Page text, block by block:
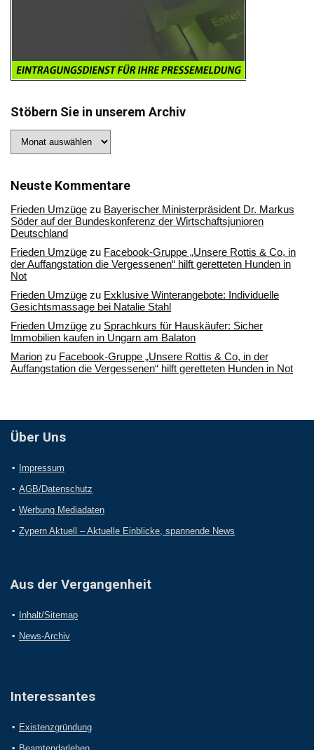
Stöbern Sie in unserem Archiv
Sie
Archiv
Neuste Kommentare
Frieden Umzüge zu Bayerischer Ministerpräsident Dr. Markus
Söder auf der Bundeskonferenz der Wirtschaftsjunioren
Deutschland
Frieden Umzüge zu Facebook-Gruppe „Unsere Rottis & Co, in
der Auffangstation die Vergessenen“ hilft geretteten Hunden in
Not
Frieden Umzüge zu Exklusive Winterangebote: Individuelle
Gesichtsmassage bei Natalie Stahl
Frieden Umzüge zu Sprachkurs für Hauskäufer: Sicher
Immobilien kaufen in Ungarn am Balaton
Marion zu Facebook-Gruppe „Unsere Rottis & Co, in der
Auffangstation die Vergessenen“ hilft geretteten Hunden in Not
Über Uns
Impressum
AGB/Datenschutz
Werbung Mediadaten
Zypern Aktuell – Aktuelle Einblicke, spannende News
Aus der Vergangenheit
Inhalt/Sitemap
News-Archiv
Interessantes
Existenzgründung